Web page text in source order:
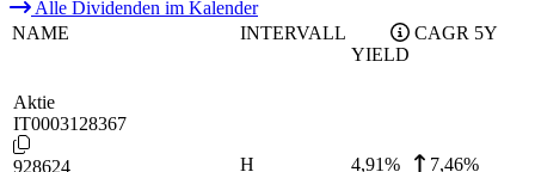
Alle Dividenden im Kalender
NAME
INTERVALL
YIELD
CAGR 5Y
Aktie
IT0003128367
928624 H 4,91% 7,46%